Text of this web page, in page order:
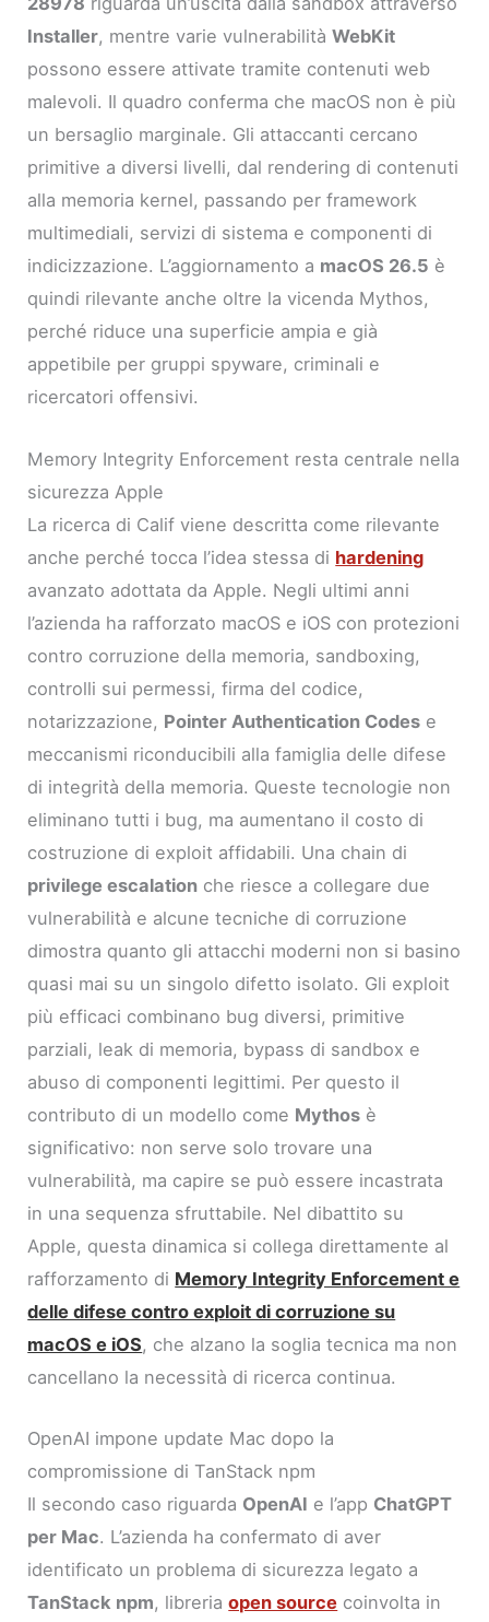
Installer, mentre varie vulnerabilitàWebKit
possono essere attivate tramite contenuti web
malevoli. Il quadro conferma che macOS non è più
un bersaglio marginale. Gli attaccanti cercano
primitive a diversi livelli, dal rendering di contenuti
alla memoria kernel, passando per framework
multimediali, servizi di sistema e componenti di
indicizzazione. L’aggiornamento a macOS 26.5 è
quindi rilevante anche oltre la vicenda Mythos,
perché riduce una superficie ampia e già
appetibile per gruppi spyware, criminali e
ricercatori offensivi.
Memory Integrity Enforcement resta centrale nella
sicurezza Apple
La ricerca di Calif viene descritta come rilevante
anche perché tocca l’idea stessa di hardening
avanzato adottata da Apple. Negli ultimi anni
l’azienda ha rafforzato macOS e iOS con protezioni
contro corruzione della memoria, sandboxing,
controlli sui permessi, firma del codice,
notarizzazione, Pointer Authentication Codes e
meccanismi riconducibili alla famiglia delle difese
di integrità della memoria. Queste tecnologie non
eliminano tutti i bug, ma aumentano il costo di
costruzione di exploit affidabili. Una chain di
privilege escalation che riesce a collegare due
vulnerabilità e alcune tecniche di corruzione
dimostra quanto gli attacchi moderni non si basino
quasi mai su un singolo difetto isolato. Gli exploit
più efficaci combinano bug diversi, primitive
parziali, leak di memoria, bypass di sandbox e
abuso di componenti legittimi. Per questo il
contributo di un modello come Mythos è
significativo: non serve solo trovare una
vulnerabilità, ma capire se può essere incastrata
in una sequenza sfruttabile. Nel dibattito su
Apple, questa dinamica si collega direttamente al
rafforzamento di Memory Integrity Enforcement e
delle difese contro exploit di corruzione su
macOS e iOS, che alzano la soglia tecnica ma non
cancellano la necessità di ricerca continua.
OpenAI impone update Mac dopo la
compromissione di TanStack npm
Il secondo caso riguarda OpenAI e l’app ChatGPT
per Mac. L’azienda ha confermato di aver
identificato un problema di sicurezza legato a
TanStack npm, libreriaopen source coinvolta in